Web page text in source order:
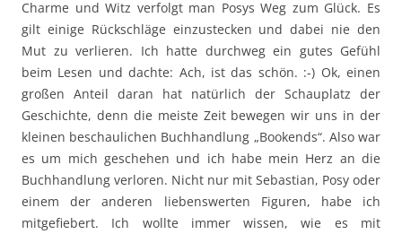
Charme und Witz verfolgt man Posys Weg zum Glück. Es
gilt einige Rückschläge einzustecken und dabei nie den
Mut zu verlieren. Ich hatte durchweg ein gutes Gefühl
beim Lesen und dachte: Ach, ist das schön. :-) Ok, einen
großen Anteil daran hat natürlich der Schauplatz der
Geschichte, denn die meiste Zeit bewegen wir uns in der
kleinen beschaulichen Buchhandlung „Bookends“. Also war
es um mich geschehen und ich habe mein Herz an die
Buchhandlung verloren. Nicht nur mit Sebastian, Posy oder
einem der anderen liebenswerten Figuren, habe ich
mitgefiebert. Ich wollte immer wissen, wie es mit